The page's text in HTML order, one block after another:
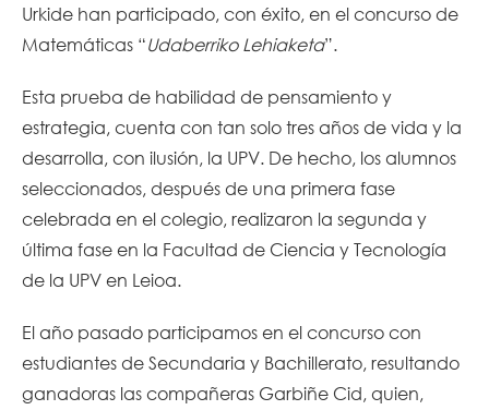
Urkide han participado, con éxito, en el concurso de
Matemáticas “Udaberriko Lehiaketa”.
Esta prueba de habilidad de pensamiento y
estrategia, cuenta con tan solo tres años de vida y la
desarrolla, con ilusión, la UPV. De hecho, los alumnos
seleccionados, después de una primera fase
celebrada en el colegio, realizaron la segunda y
última fase en la Facultad de Ciencia y Tecnología
de la UPV en Leioa.
El año pasado participamos en el concurso con
estudiantes de Secundaria y Bachillerato, resultando
ganadoras las compañeras Garbiñe Cid, quien,